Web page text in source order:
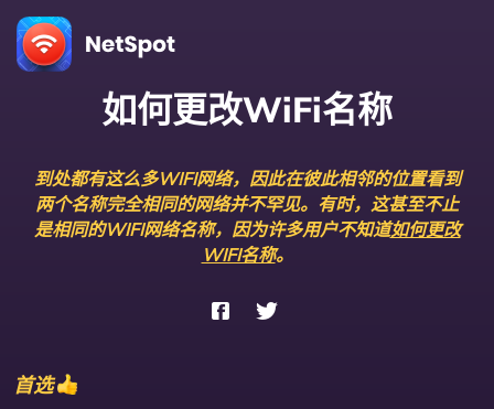
如何更改WiFi名称
到处都有这么多WIFI网络，因此在彼此相邻的位置看到
两个名称完全相同的网络并不罕见。有时，这甚至不止
是相同的WIFI网络名称，因为许多用户不知道如何更改
WIFI名称。
首选